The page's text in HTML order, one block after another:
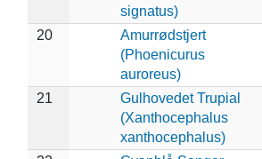
signatus)
20
Amurrødstjert
(Phoenicurus
auroreus)
21
Gulhovedet Trupial
(Xanthocephalus
xanthocephalus)